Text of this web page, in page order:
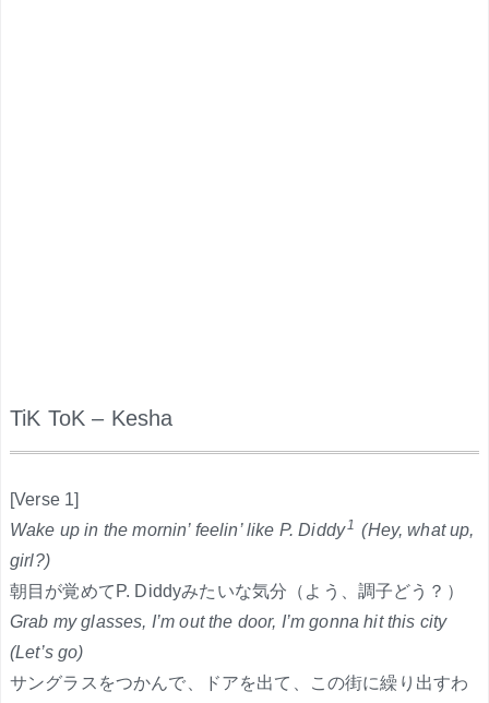
TiK ToK – Kesha
[Verse 1]
Wake up in the mornin’ feelin’ like P. Diddy1 (Hey, what up,
girl?)
朝目が覚めてP. Diddyみたいな気分（よう、調子どう？）
Grab my glasses, I’m out the door, I’m gonna hit this city
(Let’s go)
サングラスをつかんで、ドアを出て、この街に繰り出すわ